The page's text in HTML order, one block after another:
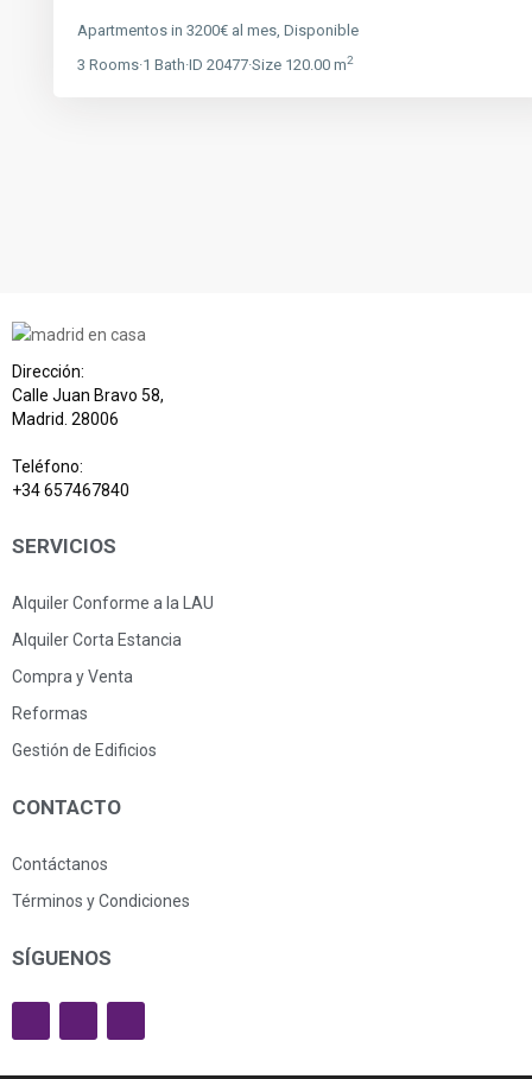
Apartmentos in3200€ al mes,Disponible
3 Rooms·1 Bath·ID20477·Size 120.00 m2
Dirección:
Calle Juan Bravo 58,
Madrid. 28006
Teléfono:
+34 657467840
SERVICIOS
Alquiler Conforme a la LAU
Alquiler Corta Estancia
Compra y Venta
Reformas
Gestión de Edificios
CONTACTO
Contáctanos
Términos y Condiciones
SÍGUENOS